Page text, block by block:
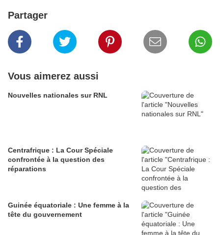
Partager
Vous aimerez aussi
Nouvelles nationales sur RNL
Centrafrique : La Cour Spéciale
confrontée à la question des
réparations
Guinée équatoriale : Une femme à la
tête du gouvernement